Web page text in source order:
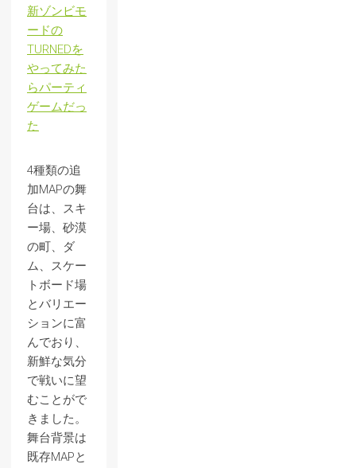
新ゾンビモ
ードの
TURNEDを
やってみた
らパーティ
ゲームだっ
た
4種類の追
加MAPの舞
台は、スキ
ー場、砂漠
の町、ダ
ム、スケー
トボード場
とバリエー
ションに富
んでおり、
新鮮な気分
で戦いに望
むことがで
きました。
舞台背景は
既存MAPと